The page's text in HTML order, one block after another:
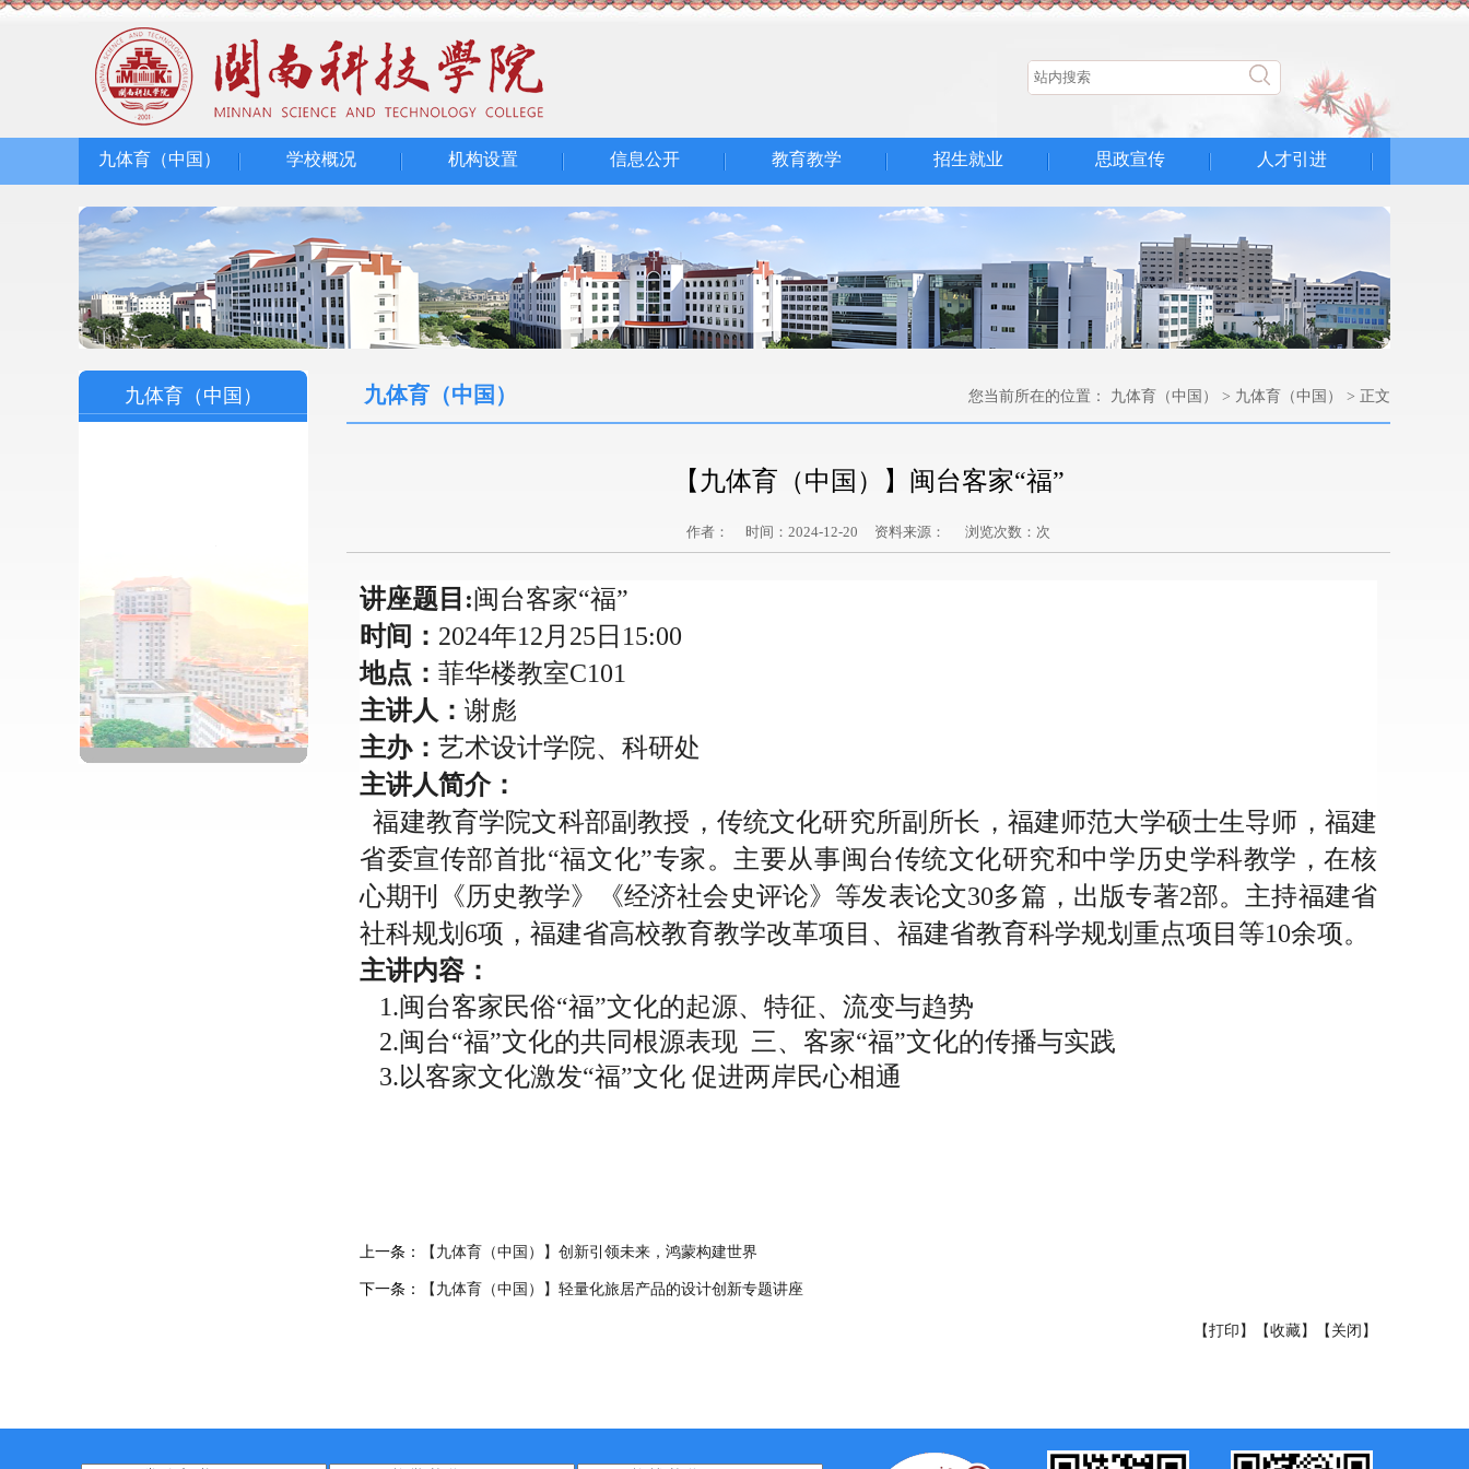
九体育（中国） 学校概况 机构设置 信息公开 教育教学 招生就业 思政宣传 人才引进
九体育（中国） 九体育（中国） 您当前所在的位置： 九体育（中国） > 九体育（中国） > 正文
【九体育（中国）】闽台客家“福”
作者： 时间：2024-12-20 资料来源： 浏览次数： 次
讲座题目:闽台客家“福”
时间： 2024年12月25日15:00
地点： 菲华楼教室C101
主讲人： 谢彪
主办： 艺术设计学院、科研处
主讲人简介：
福建教育学院文科部副教授，传统文化研究所副所长，福建师范大学硕士生导师，福建
省委宣传部首批“福文化”专家。主要从事闽台传统文化研究和中学历史学科教学，在核
心期刊《历史教学》《经济社会史评论》等发表论文30多篇，出版专著2部。主持福建省
社科规划6项，福建省高校教育教学改革项目、福建省教育科学规划重点项目等10余项。
主讲内容：
1.闽台客家民俗“福”文化的起源、 特征、 流变与趋势
2.闽台“福”文化的共同根源表现 三、客家“福”文化的传播与实践
3.以客家文化激发“福”文化 促进两岸民心相通
上一条： 【九体育（中国）】创新引领未来，鸿蒙构建世界
下一条： 【九体育（中国）】轻量化旅居产品的设计创新专题讲座
【打印】 【收藏】 【关闭】